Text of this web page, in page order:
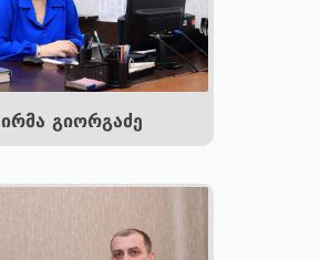
ირმა გიორგაძე